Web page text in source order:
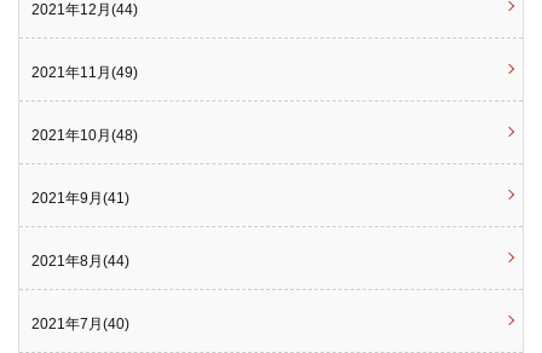
2021年12月(44)
2021年11月(49)
2021年10月(48)
2021年9月(41)
2021年8月(44)
2021年7月(40)